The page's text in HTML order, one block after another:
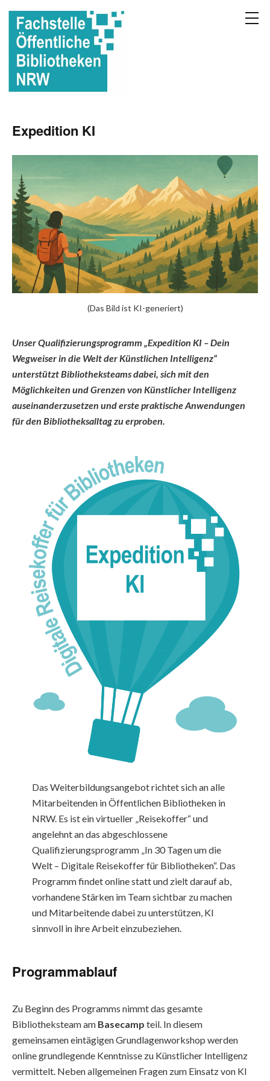
Expedition KI
(Das Bild ist KI-generiert)
Unser Qualifizierungsprogramm „Expedition KI – Dein
Wegweiser in die Welt der Künstlichen Intelligenz“
unterstützt Bibliotheksteams dabei, sich mit den
Möglichkeiten und Grenzen von Künstlicher Intelligenz
auseinanderzusetzen und erste praktische Anwendungen
für den Bibliotheksalltag zu erproben.
Das Weiterbildungsangebot richtet sich an alle
Mitarbeitenden in Öffentlichen Bibliotheken in
NRW. Es ist ein virtueller „Reisekoffer“ und
angelehnt an das abgeschlossene
Qualifizierungsprogramm „In 30 Tagen um die
Welt – Digitale Reisekoffer für Bibliotheken“. Das
Programm findet online statt und zielt darauf ab,
vorhandene Stärken im Team sichtbar zu machen
und Mitarbeitende dabei zu unterstützen, KI
sinnvoll in ihre Arbeit einzubeziehen.
Programmablauf
Zu Beginn des Programms nimmt das gesamte
Bibliotheksteam am Basecamp teil. In diesem
gemeinsamen eintägigen Grundlagenworkshop werden
online grundlegende Kenntnisse zu Künstlicher Intelligenz
vermittelt. Neben allgemeinen Fragen zum Einsatz von KI